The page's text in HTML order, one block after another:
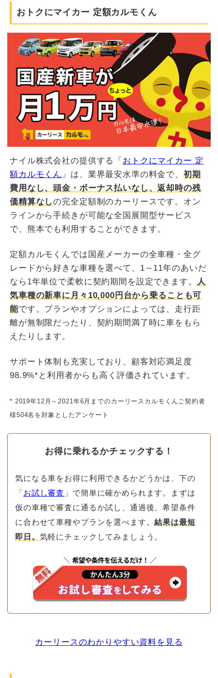
おトクにマイカー 定額カルモくん
ナイル株式会社の提供する「 おトクにマイカー 定
額カルモくん 」は、業界最安水準の料金で、初期
費用なし、頭金・ボーナス払いなし、返却時の残
価精算なしの完全定額制のカーリースです。オン
ラインから手続きが可能な全国展開型サービス
で、熊本でも利用することができます。
定額カルモくんでは国産メーカーの全車種・全グ
レードから好きな車種を選べて、1～11年のあいだ
なら1年単位で柔軟に契約期間を設定できます。
人
気車種の新車に月々10,000円台から乗ることも可
能です。プランやオプションによっては、走行距
離が無制限だったり、契約期間満了時に車をもら
えたりします。
サポート体制も充実しており、顧客対応満足度
98.9%*と利用者からも高く評価されています。
* 2019年12月～2021年6月までのカーリースカルモくんご契約者
様504名を対象としたアンケート
お得に乗れるかチェックする！
気になる車をお得に利用できるかどうかは、下の
「 お試し審査 」で簡単に確かめられます。まずは
仮の車種で審査に通るか試し、通過後、希望条件
に合わせて車種やプランを選べます。結果は最短
即日。 気軽にチェックしてみましょう。
カーリースのわかりやすい資料を見る